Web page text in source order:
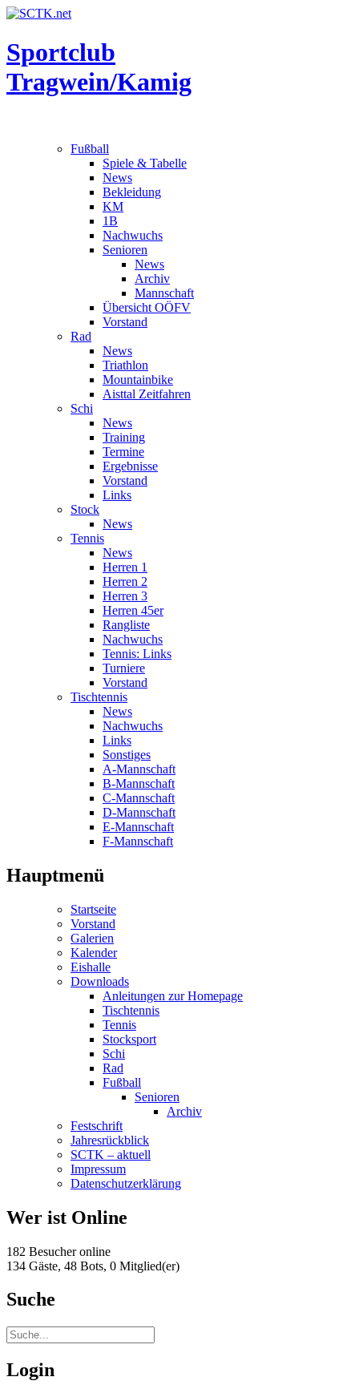
Sportclub
Tragwein/Kamig
Fußball
Spiele & Tabelle
News
Bekleidung
KM
1B
Nachwuchs
Senioren
News
Archiv
Mannschaft
Übersicht OÖFV
Vorstand
Rad
News
Triathlon
Mountainbike
Aisttal Zeitfahren
Schi
News
Training
Termine
Ergebnisse
Vorstand
Links
Stock
News
Tennis
News
Herren 1
Herren 2
Herren 3
Herren 45er
Rangliste
Nachwuchs
Tennis: Links
Turniere
Vorstand
Tischtennis
News
Nachwuchs
Links
Sonstiges
A-Mannschaft
B-Mannschaft
C-Mannschaft
D-Mannschaft
E-Mannschaft
F-Mannschaft
Hauptmenü
Startseite
Vorstand
Galerien
Kalender
Eishalle
Downloads
Anleitungen zur Homepage
Tischtennis
Tennis
Stocksport
Schi
Rad
Fußball
Senioren
Archiv
Festschrift
Jahresrückblick
SCTK – aktuell
Impressum
Datenschutzerklärung
Wer ist Online
182 Besucher online
134 Gäste, 48 Bots, 0 Mitglied(er)
Suche
Login